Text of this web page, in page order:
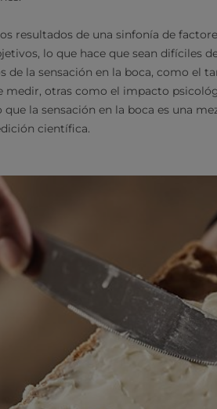
resultados de una sinfonía de
lo que hace que sean difíciles
de la sensación en la boca, como el
medir, otras como el impacto
la sensación en la boca es una
científica.